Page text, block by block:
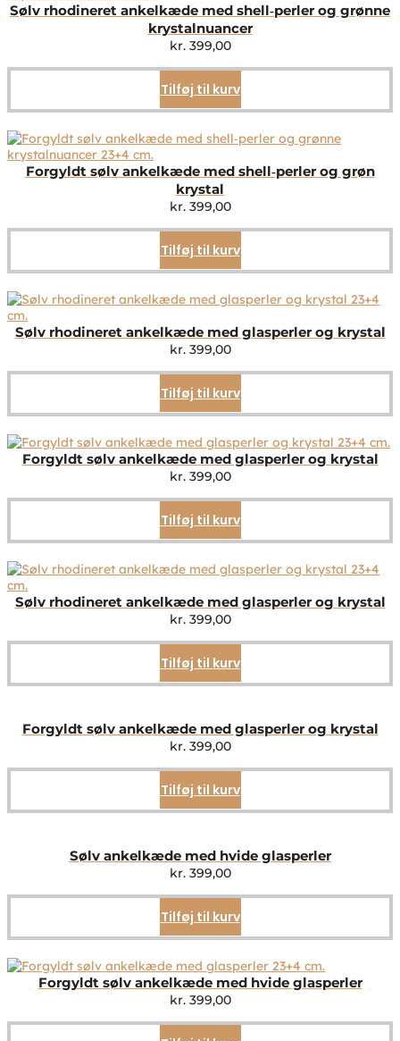
Sølv rhodineret ankelkæde med shell‑perler og grønne
krystalnuancer
kr.399,00
Tilføj til kurv
Forgyldt sølv ankelkæde med shell‑perler og grøn
krystal
kr.399,00
Tilføj til kurv
Sølv rhodineret ankelkæde med glasperler og krystal
kr.399,00
Tilføj til kurv
Forgyldt sølv ankelkæde med glasperler og krystal
kr.399,00
Tilføj til kurv
Sølv rhodineret ankelkæde med glasperler og krystal
kr.399,00
Tilføj til kurv
Forgyldt sølv ankelkæde med glasperler og krystal
kr.399,00
Tilføj til kurv
Sølv ankelkæde med hvide glasperler
kr.399,00
Tilføj til kurv
Forgyldt sølv ankelkæde med hvide glasperler
kr.399,00